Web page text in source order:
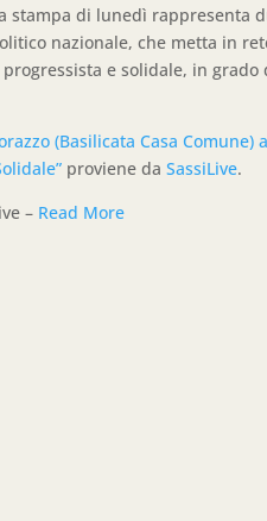
stampa di lunedì rappresenta
nazionale, che metta in
e solidale, in
(Basilicata Casa
proviene daSassiLive.
– Read More